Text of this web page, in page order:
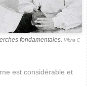
fondamentales.
Vibha C
est considérable et